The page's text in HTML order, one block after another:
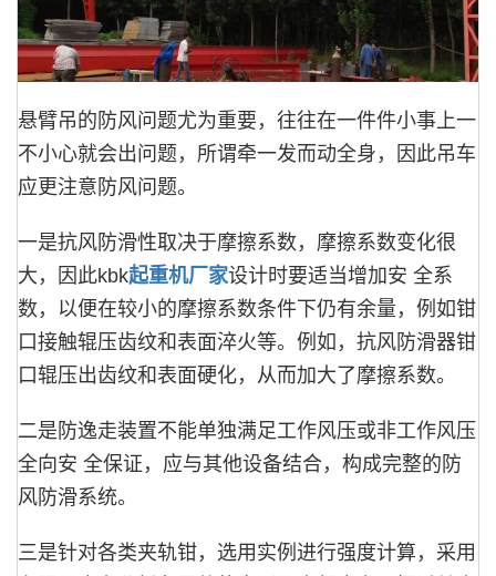
悬臂吊的防风问题尤为重要，往往在一件件小事上一
不小心就会出问题，所谓牵一发而动全身，因此吊车
应更注意防风问题。
一是抗风防滑性取决于摩擦系数，摩擦系数变化很
大，因此kbk起重机厂家设计时要适当增加安 全系
数，以便在较小的摩擦系数条件下仍有余量，例如钳
口接触辊压齿纹和表面淬火等。例如，抗风防滑器钳
口辊压出齿纹和表面硬化，从而加大了摩擦系数。
二是防逸走装置不能单独满足工作风压或非工作风压
全向安 全保证，应与其他设备结合，构成完整的防
风防滑系统。
三是针对各类夹轨钳，选用实例进行强度计算，采用